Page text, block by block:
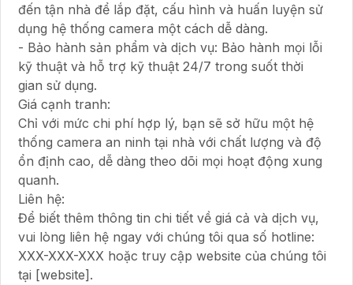
đến tận nhà để lắp đặt, cấu hình và huấn luyện sử
dụng hệ thống camera một cách dễ dàng.
- Bảo hành sản phẩm và dịch vụ: Bảo hành mọi lỗi
kỹ thuật và hỗ trợ kỹ thuật 24/7 trong suốt thời
gian sử dụng.
Giá cạnh tranh:
Chỉ với mức chi phí hợp lý, bạn sẽ sở hữu một hệ
thống camera an ninh tại nhà với chất lượng và độ
ổn định cao, dễ dàng theo dõi mọi hoạt động xung
quanh.
Liên hệ:
Để biết thêm thông tin chi tiết về giá cả và dịch vụ,
vui lòng liên hệ ngay với chúng tôi qua số hotline:
XXX-XXX-XXX hoặc truy cập website của chúng tôi
tại [website].